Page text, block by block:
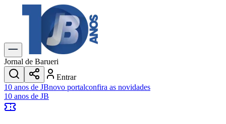
Explore Tudo
Últimas Notícias
Previsão do Tempo
Trânsito e Rotas
Dia a Dia & Lazer
Transportes
Gastronomia
Cinema & Shows
JogosNovo
Jornal de Barueri
Entrar
10 anos de JBnovo portalconfira as novidades
10 anos de JB